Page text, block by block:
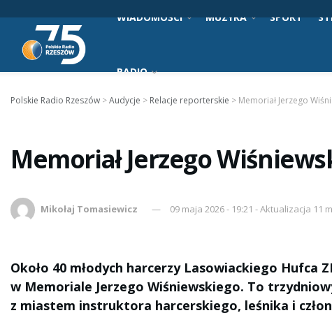
WIADOMOŚCI MUZYKA SPORT
RADIO
Polskie Radio Rzeszów >Audycje > Relacje reporterskie > Memoriał Jerzego
Memoriał Jerzego
Mikołaj Tomasiewicz 09 maja 2026 - 19:21 - Aktualizacja 11
Około 40 młodych harcerzy Lasowiackiego Hufca
w Memoriale Jerzego Wiśniewskiego. To
z miastem instruktora harcerskiego, leśnika i